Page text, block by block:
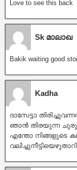
Love to see this back
Sk മാലാഖ
Bakik waiting good
Kadha
ദാസേട്ടാ
ഞാൻ തിരയുന്ന
എന്തോ നിങ്ങളുടെ